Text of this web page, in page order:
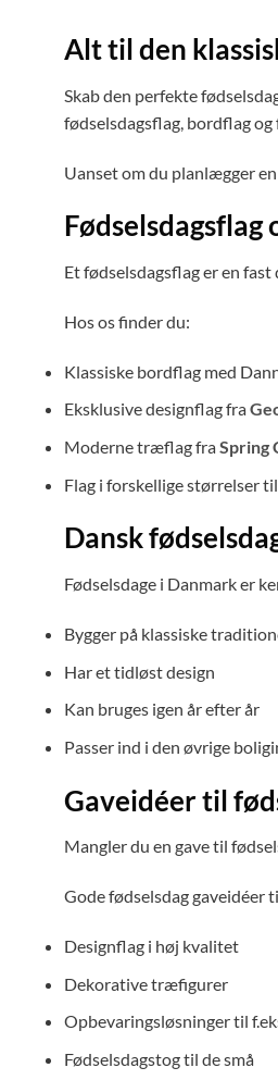
Alt til den
Skab den perfekte
fødselsdagsflag, bordflag
Uanset om du planlægger
Et fødselsdagsflag er en
Hos os finder du:
Klassiske bordflag med
Eksklusive designflag fra
Moderne træflag fraSpring
Flag i forskellige størrelser
Dansk
Fødselsdage i Danmark er
Bygger på klassiske
Har et tidløst design
Kan bruges igen år efter år
Passer ind i den øvrige
Gaveidéer til
Mangler du en gave til
Gode fødselsdag gaveidéer
Designflag i høj kvalitet
Dekorative træfigurer
Opbevaringsløsninger til
Fødselsdagstog til de små